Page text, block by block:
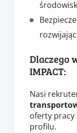
Dlaczego
IMPACT:
Nasi
oferty pracy
profilu.